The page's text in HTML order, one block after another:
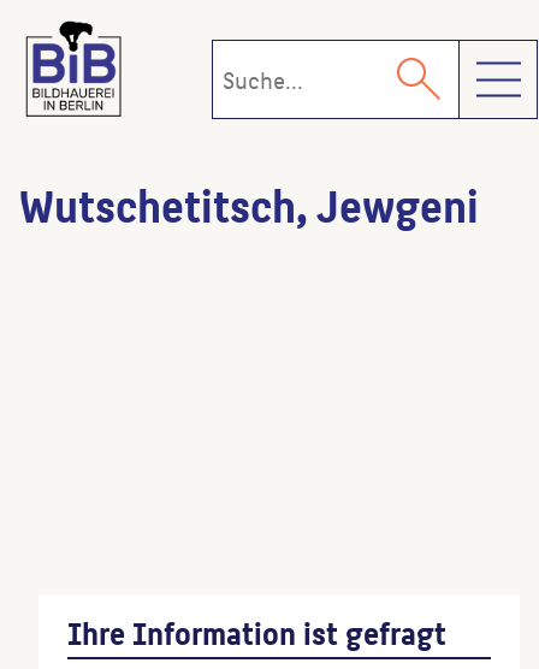
Wutschetitsch, Jewgeni
Ihre Information ist gefragt